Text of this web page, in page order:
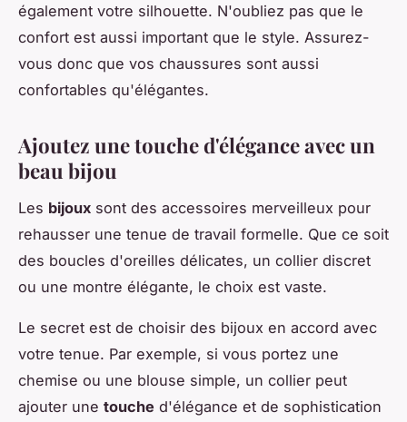
également votre silhouette. N'oubliez pas que le
confort est aussi important que le style. Assurez-
vous donc que vos chaussures sont aussi
confortables qu'élégantes.
Ajoutez une touche d'élégance avec un
beau bijou
Les bijoux sont des accessoires merveilleux pour
rehausser une tenue de travail formelle. Que ce soit
des boucles d'oreilles délicates, un collier discret
ou une montre élégante, le choix est vaste.
Le secret est de choisir des bijoux en accord avec
votre tenue. Par exemple, si vous portez une
chemise ou une blouse simple, un collier peut
ajouter une touche d'élégance et de sophistication